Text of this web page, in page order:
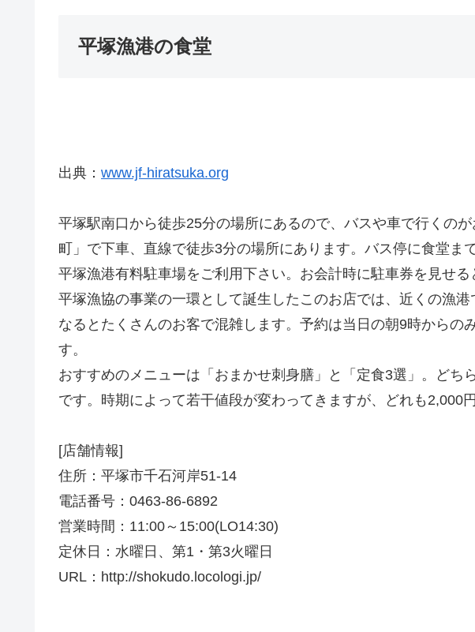
平塚漁港の食堂
出典： www.jf-hiratsuka.org
平塚駅南口から徒歩25分の場所にあるので、バスや車で行くの
町」で下車、直線で徒歩3分の場所にあります。バス停に食堂
平塚漁港有料駐車場をご利用下さい。お会計時に駐車券を見せる
平塚漁協の事業の一環として誕生したこのお店では、近くの漁
なるとたくさんのお客で混雑します。予約は当日の朝9時から
す。
おすすめのメニューは「おまかせ刺身膳」と「定食3選」。ど
です。時期によって若干値段が変わってきますが、どれも2,000
[店舗情報]
住所：平塚市千石河岸51-14
電話番号：0463-86-6892
営業時間：11:00～15:00(LO14:30)
定休日：水曜日、第1・第3火曜日
URL：http://shokudo.locologi.jp/